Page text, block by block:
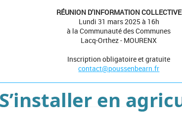
RÉUNION D’INFORMATION COLLECTIVE
Lundi 31 mars 2025 à 16h
à la Communauté des Communes
Lacq-Orthez - MOURENX
Inscription obligatoire et gratuite
contact@poussenbearn.fr